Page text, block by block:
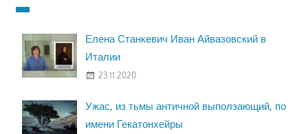
Елена Станкевич Иван Айвазовский в
Италии
23.11.2020
Ужас, из тьмы античной выползающий, по
имени Гекатонхейры